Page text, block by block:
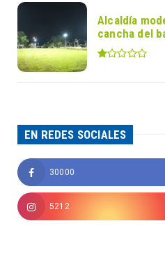
Alcaldía
cancha del
EN REDES SOCIALES
30000
5212